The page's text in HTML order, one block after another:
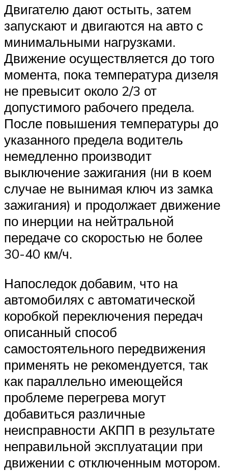
Двигателю дают остыть, затем
запускают и двигаются на авто с
минимальными нагрузками.
Движение осуществляется до того
момента, пока температура дизеля
не превысит около 2/3 от
допустимого рабочего предела.
После повышения температуры до
указанного предела водитель
немедленно производит
выключение зажигания (ни в коем
случае не вынимая ключ из замка
зажигания) и продолжает движение
по инерции на нейтральной
передаче со скоростью не более
30-40 км/ч.
Напоследок добавим, что на
автомобилях с автоматической
коробкой переключения передач
описанный способ
самостоятельного передвижения
применять не рекомендуется, так
как параллельно имеющейся
проблеме перегрева могут
добавиться различные
неисправности АКПП в результате
неправильной эксплуатации при
движении с отключенным мотором.